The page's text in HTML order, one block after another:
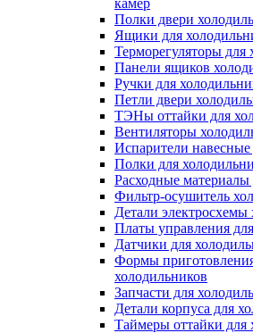
камер
Полки двери
Ящики для
Терморегуляторы для
Панели ящиков
Ручки для
Петли двери
ТЭНы оттайки для
Вентиляторы
Испарители навесные
Полки для
Расходные материалы
Фильтр-осушитель
Детали электросхемы
Платы управления
Датчики для
Формы
холодильников
Запчасти для
Детали корпуса для
Таймеры оттайки для